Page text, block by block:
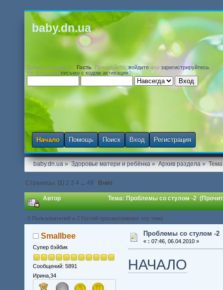
baby.dn.ua
Добро пожаловать, Гость . Пожалуйста,войдите или зарегистрируйтесь
Не получили письмо с кодом активации?
Начало Помощь Поиск Вход Регистрация
baby.dn.ua» Здоровье матери и ребёнка» Архив раздела»
Страницы: [1] 2 3 4 ... 49 Вниз
Автор Тема: Проблемы со стулом -2
0 Пользователей и 2 Гостей просматривают эту тему.
Smallbee
Супер бэйбик
Сообщений: 5891
Ирина,34
Проблемы со стулом -2
« : 07:46, 06.04.2010 »
НАЧАЛО